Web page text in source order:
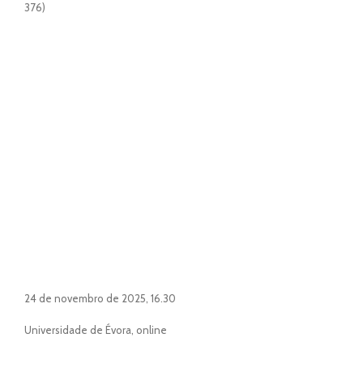
376)
24 de novembro de 2025, 16.30
Universidade de Évora, online